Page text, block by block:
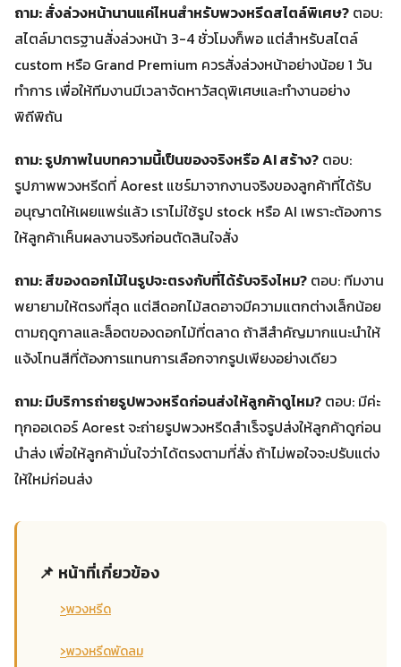
ถาม: สั่งล่วงหน้านานแค่ไหนสำหรับพวงหรีดสไตล์พิเศษ? ตอบ:
สไตล์มาตรฐานสั่งล่วงหน้า 3-4 ชั่วโมงก็พอ แต่สำหรับสไตล์
custom หรือ Grand Premium ควรสั่งล่วงหน้าอย่างน้อย 1 วัน
ทำการ เพื่อให้ทีมงานมีเวลาจัดหาวัสดุพิเศษและทำงานอย่าง
พิถีพิถัน
ถาม: รูปภาพในบทความนี้เป็นของจริงหรือ AI สร้าง? ตอบ:
รูปภาพพวงหรีดที่ Aorest แชร์มาจากงานจริงของลูกค้าที่ได้รับ
อนุญาตให้เผยแพร่แล้ว เราไม่ใช้รูป stock หรือ AI เพราะต้องการ
ให้ลูกค้าเห็นผลงานจริงก่อนตัดสินใจสั่ง
ถาม: สีของดอกไม้ในรูปจะตรงกับที่ได้รับจริงไหม? ตอบ: ทีมงาน
พยายามให้ตรงที่สุด แต่สีดอกไม้สดอาจมีความแตกต่างเล็กน้อย
ตามฤดูกาลและล็อตของดอกไม้ที่ตลาด ถ้าสีสำคัญมากแนะนำให้
แจ้งโทนสีที่ต้องการแทนการเลือกจากรูปเพียงอย่างเดียว
ถาม: มีบริการถ่ายรูปพวงหรีดก่อนส่งให้ลูกค้าดูไหม? ตอบ: มีค่ะ
ทุกออเดอร์ Aorest จะถ่ายรูปพวงหรีดสำเร็จรูปส่งให้ลูกค้าดูก่อน
นำส่ง เพื่อให้ลูกค้ามั่นใจว่าได้ตรงตามที่สั่ง ถ้าไม่พอใจจะปรับแต่ง
ให้ใหม่ก่อนส่ง
📌 หน้าที่เกี่ยวข้อง
›พวงหรีด
›พวงหรีดพัดลม